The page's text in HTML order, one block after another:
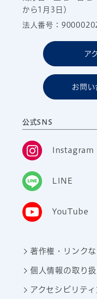
から1月3日）
法人番号：
ア
お問い
公式SNS
Instagram
LINE
YouTube
著作権・リンク
個人情報の取り
アクセシビリテ